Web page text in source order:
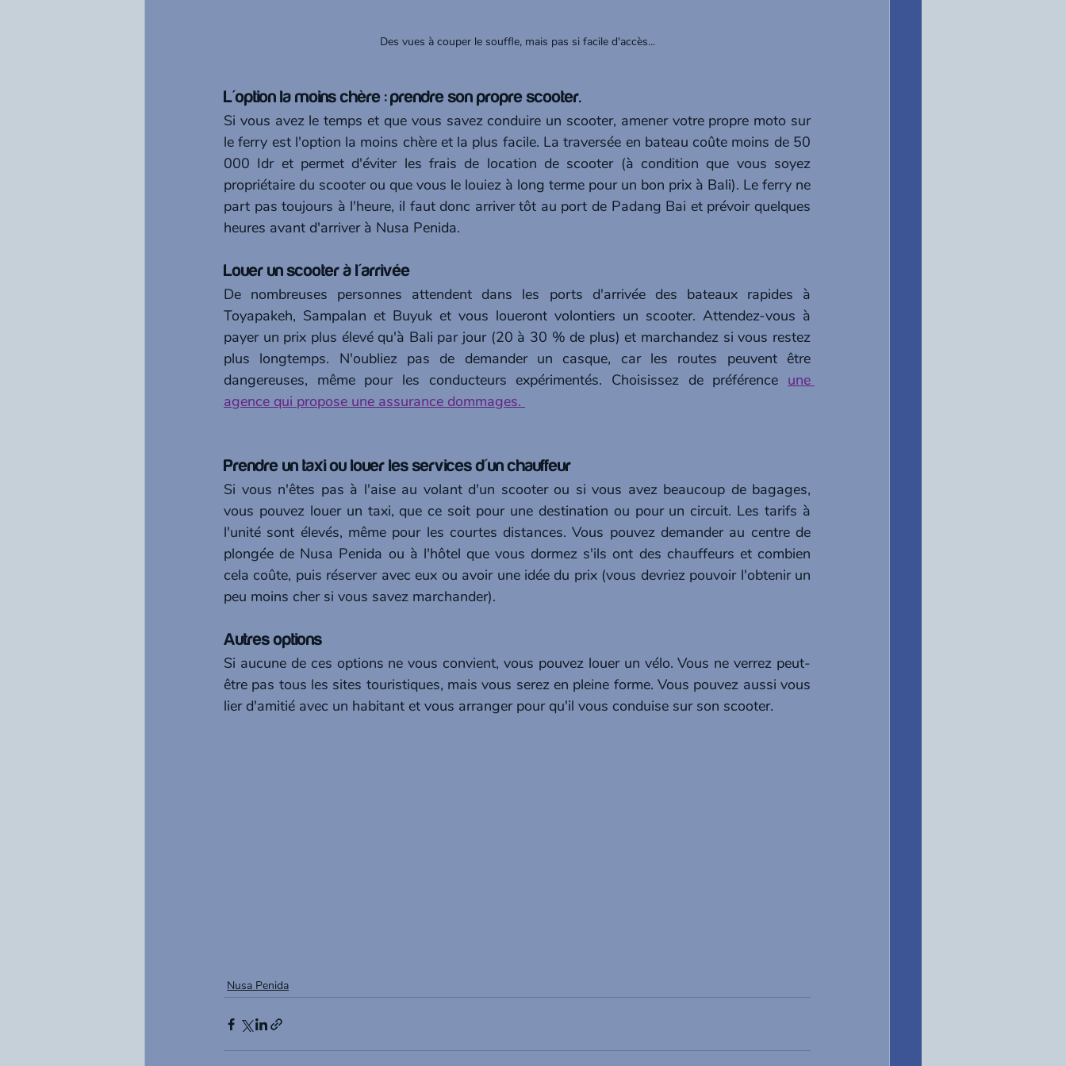
Des vues à couper le souffle, mais pas si facile d'accès...
L'option la moins chère : prendre son propre scooter.
Si vous avez le temps et que vous savez conduire un scooter, amener votre propre moto sur
le ferry est l'option la moins chère et la plus facile. La traversée en bateau coûte moins de 50
000 Idr et permet d'éviter les frais de location de scooter (à condition que vous soyez
propriétaire du scooter ou que vous le louiez à long terme pour un bon prix à Bali). Le ferry ne
part pas toujours à l'heure, il faut donc arriver tôt au port de Padang Bai et prévoir quelques
heures avant d'arriver à Nusa Penida.
Louer un scooter à l'arrivée
De nombreuses personnes attendent dans les ports d'arrivée des bateaux rapides à
Toyapakeh, Sampalan et Buyuk et vous loueront volontiers un scooter. Attendez-vous à
payer un prix plus élevé qu'à Bali par jour (20 à 30 % de plus) et marchandez si vous restez
plus longtemps. N'oubliez pas de demander un casque, car les routes peuvent être
dangereuses, même pour les conducteurs expérimentés. Choisissez de préférence une
agence qui propose une assurance dommages.
Prendre un taxi ou louer les services d'un chauffeur
Si vous n'êtes pas à l'aise au volant d'un scooter ou si vous avez beaucoup de bagages,
vous pouvez louer un taxi, que ce soit pour une destination ou pour un circuit. Les tarifs à
l'unité sont élevés, même pour les courtes distances. Vous pouvez demander au centre de
plongée de Nusa Penida ou à l'hôtel que vous dormez s'ils ont des chauffeurs et combien
cela coûte, puis réserver avec eux ou avoir une idée du prix (vous devriez pouvoir l'obtenir un
peu moins cher si vous savez marchander).
Autres options
Si aucune de ces options ne vous convient, vous pouvez louer un vélo. Vous ne verrez peut-
être pas tous les sites touristiques, mais vous serez en pleine forme. Vous pouvez aussi vous
lier d'amitié avec un habitant et vous arranger pour qu'il vous conduise sur son scooter.
Nusa Penida